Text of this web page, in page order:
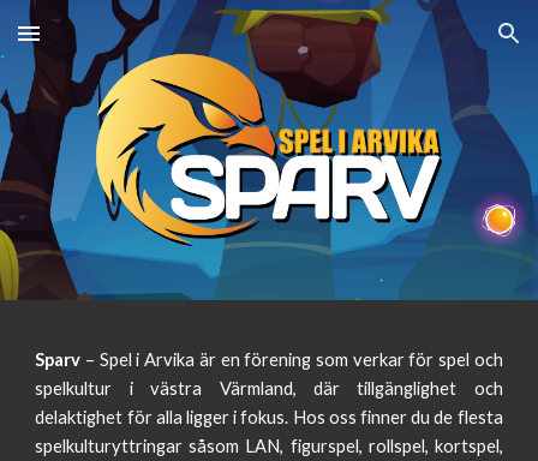
Skip to main content Skip to navigation
Sparv – Spel i Arvika är en förening som verkar för spel och
spelkultur i västra Värmland, där tillgänglighet och
delaktighet för alla ligger i fokus. Hos oss finner du de flesta
spelkulturyttringar såsom LAN, figurspel, rollspel, kortspel,